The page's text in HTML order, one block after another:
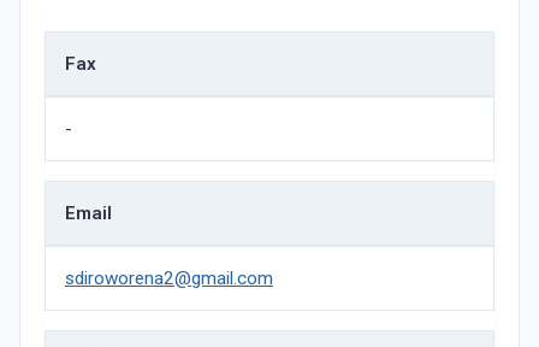
Fax
-
Email
sdiroworena2@gmail.com